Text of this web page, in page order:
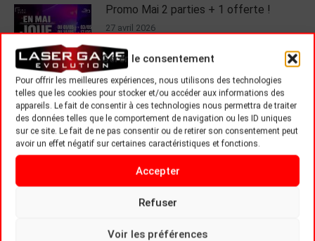
Gérer le consentement
Pour offrir les meilleures expériences, nous utilisons des technologies
telles que les cookies pour stocker et/ou accéder aux informations des
appareils. Le fait de consentir à ces technologies nous permettra de traiter
des données telles que le comportement de navigation ou les ID uniques
sur ce site. Le fait de ne pas consentir ou de retirer son consentement peut
avoir un effet négatif sur certaines caractéristiques et fonctions.
Accepter
Refuser
Voir les préférences
Promo Mai 2 parties + 1 offerte !
27 avril 2026
NO LIMIT !
16 avril 2026
C’EST AUSSI NOËL CHEZ LASER
GAME EVOLUTION
21 décembre 2025